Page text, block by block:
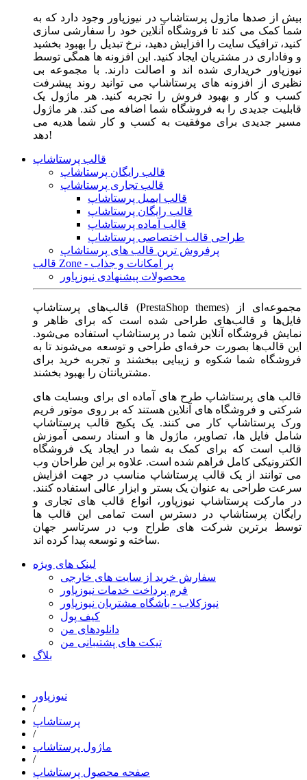
بیش از صدها ماژول پرستاشاپ در نیوزپاور وجود دارد که به
شما کمک می کند تا فروشگاه آنلاین خود را سفارشی سازی
کنید، ترافیک سایت را افزایش دهید، نرخ تبدیل را بهبود بخشید
و وفاداری در مشتریان ایجاد کنید. این افزونه ها همگی توسط
نیوزپاور خریداری شده اند و اصالت دارند. با مجموعه بی
نظیری از افزونه های پرستاشاپ می توانید روند پیشرفت
کسب و کار و بهبود فروش را تجربه کنید. هر ماژول یک
قابلیت جدیدی را به فروشگاه شما اضافه می کند. هر ماژول
مسیر جدیدی برای موفقیت به کسب و کار شما هدیه می
دهد!
قالب پرستاشاپ
قالب رایگان پرستاشاپ
قالب تجاری پرستاشاپ
قالب ایمیل پرستاشاپ
قالب رایگان پرستاشاپ
قالب آماده پرستاشاپ
طراحی قالب اختصاصی پرستاشاپ
پرفروش ترین قالب های پرستاشاپ
قالب Zone - پر امکانات و جذاب
محصولات پیشنهادی نیوزپاور
قالب‌های پرستاشاپ (PrestaShop themes) مجموعه‌ای از
فایل‌ها و قالب‌های طراحی شده است که برای ظاهر و
نمایش فروشگاه آنلاین شما در پرستاشاپ استفاده می‌شود.
این قالب‌ها بصورت حرفه‌ای طراحی و توسعه می‌شوند تا به
فروشگاه شما شکوه و زیبایی ببخشند و تجربه خرید برای
مشتریانتان را بهبود بخشند.
قالب های پرستاشاپ طرح های آماده ای برای وبسایت های
شرکتی و فروشگاه های آنلاین هستند که بر روی موتور فریم
ورک پرستاشاپ کار می کنند. یک پکیج قالب پرستاشاپ
شامل فایل ها، تصاویر، ماژول ها و اسناد رسمی آموزش
قالب است که برای کمک به شما در ایجاد یک فروشگاه
الکترونیکی کامل فراهم شده است. علاوه بر این طراحان وب
می توانند از یک قالب پرستاشاپ مناسب در جهت افزایش
سرعت طراحی به عنوان یک بستر و ابزار عالی استفاده کنند.
در مارکت پرستاشاپ نیوزپاور، انواع قالب های تجاری و
رایگان پرستاشاپ در دسترس است تمامی این قالب ها
توسط برترین شرکت های طراح وب در سرتاسر جهان
ساخته و توسعه پیدا کرده اند.
لینک های ویژه
سفارش خرید از سایت های خارجی
فرم پرداخت خدمات نیوزپاور
نیوزکلاب - باشگاه مشتریان نیوزپاور
کیف پول
دانلودهای من
تیکت های پشتیبانی من
بلاگ
نیوزپاور
/
پرستاشاپ
/
ماژول پرستاشاپ
/
صفحه محصول پرستاشاپ